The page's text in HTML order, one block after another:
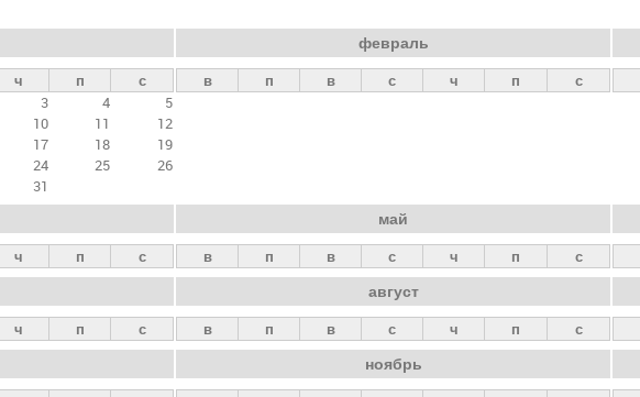
ч п
с
3 4
5
10 11
12
17 18
19
24 25
26
31
февраль
в п в с ч п с
ч п с
май
в п в с ч п с
ч п с
август
в п в с ч п с
ноябрь